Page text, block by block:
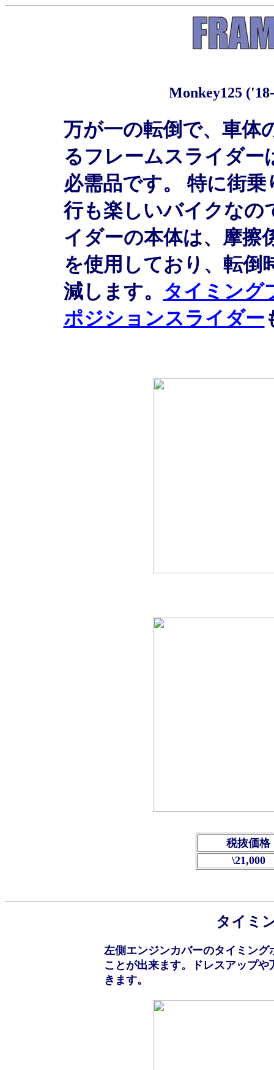
Monkey125
万が一の転倒で、車体
るフレームスライダ
必需品です。 特に街
行も楽しいバイクな
イダーの本体は、摩擦
を使用しており、転倒
減します。 タイミング
ポジションスライダー
税抜価格
\21,000
タイミ
左側エンジンカバーのタイミン
ことが出来ます。ドレスアップ
きます。